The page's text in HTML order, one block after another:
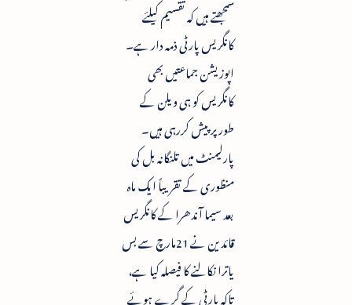
سمجھتے ہیں کہ تقسیم کیلئے
کانگریس پارٹی ذمہ دار ہے۔
اپوزیشن جماعتیں بھی
کانگریس کو ہی ویلن کے
طورپر پیش کررہی ہیں۔
پارلیمنٹ میں تلنگانہ بل کی
منظوری کے تقریباً ایک ماہ
بعد سیما آندھرا کے کانگریس
قائدین نے 21مارچ سے بس
یاترا نکالنے کا فیصلہ کیا ہے،
تاکہ پارٹی کے گرے ہوئے